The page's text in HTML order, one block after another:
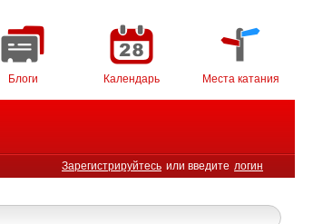
Блоги Календарь Места катания
Зарегистрируйтесь или введите логин